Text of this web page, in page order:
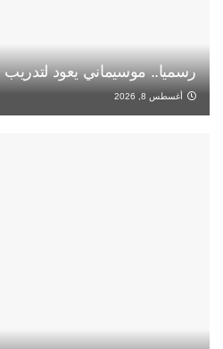
رسميا.. موسيماني يعود
أغسطس 8, 2026